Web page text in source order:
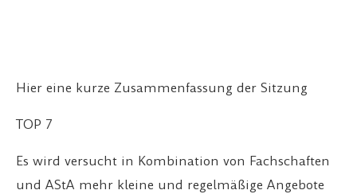
Hier eine kurze Zusammenfassung der Sitzung
TOP 7
Es wird versucht in Kombination von Fachschaften
und AStA mehr kleine und regelmäßige Angebote